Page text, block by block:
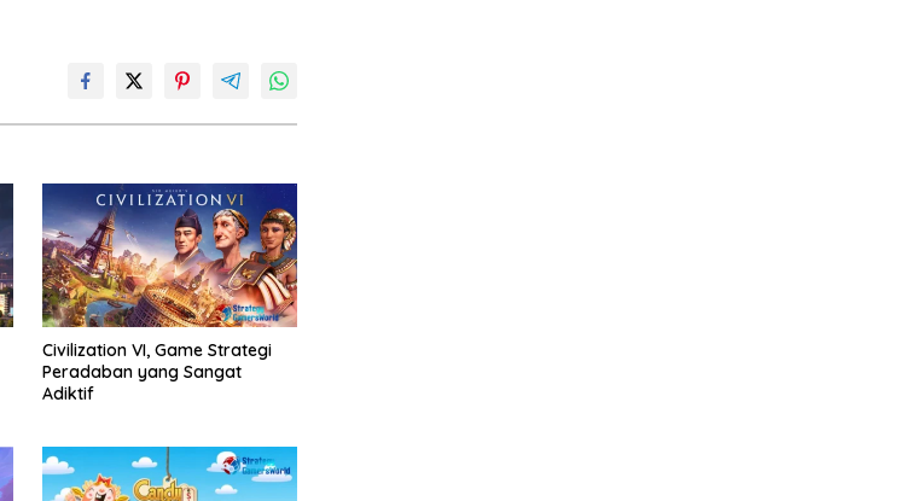
Civilization VI, Game Strategi
Peradaban yang Sangat
Adiktif